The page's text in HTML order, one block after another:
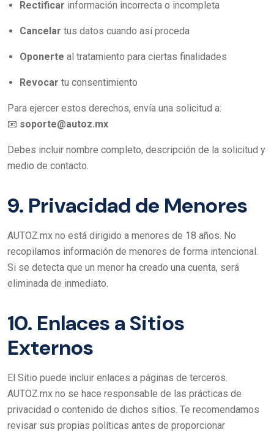
Rectificar información incorrecta o incompleta
Cancelar tus datos cuando así proceda
Oponerte al tratamiento para ciertas finalidades
Revocar tu consentimiento
Para ejercer estos derechos, envía una solicitud a:
📧 soporte@autoz.mx
Debes incluir nombre completo, descripción de la solicitud y
medio de contacto.
9. Privacidad de Menores
AUTOZ.mx no está dirigido a menores de 18 años. No
recopilamos información de menores de forma intencional.
Si se detecta que un menor ha creado una cuenta, será
eliminada de inmediato.
10. Enlaces a Sitios
Externos
El Sitio puede incluir enlaces a páginas de terceros.
AUTOZ.mx no se hace responsable de las prácticas de
privacidad o contenido de dichos sitios. Te recomendamos
revisar sus propias políticas antes de proporcionar